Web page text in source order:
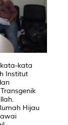
kata
Institut
Hijau